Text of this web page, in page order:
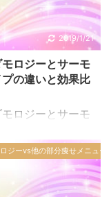
2019/1/21
ロジーとサーモ
の違いと効果比
モロジーとサーモ
ステで人気の施術
モシェイプとい
があります。 痩せ
ジーvs他の部分痩せメニュー